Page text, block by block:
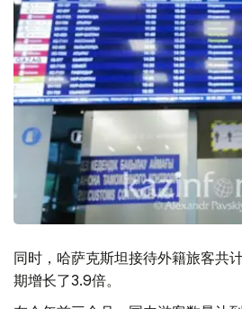
同时，哈萨克斯坦接待外籍旅客共
期增长了3.9倍。